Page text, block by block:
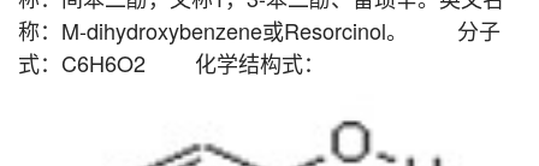
称：M-dihydroxybenzene或Resorcinol。 分子
式：C6H6O2 化学结构式：